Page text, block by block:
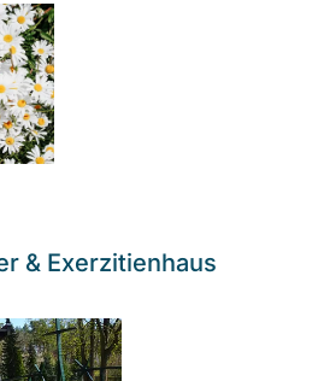
& Exerzitienhaus